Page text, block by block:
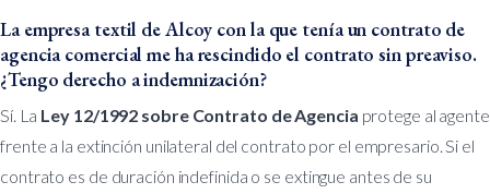
La empresa textil de Alcoy con la que tenía un contrato de
agencia comercial me ha rescindido el contrato sin preaviso.
¿Tengo derecho a indemnización?
Sí. La Ley 12/1992 sobre Contrato de Agencia protege al agente
frente a la extinción unilateral del contrato por el empresario. Si el
contrato es de duración indefinida o se extingue antes de su